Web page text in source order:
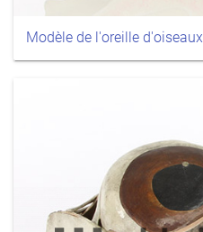
Modèle de l'oreille d'oiseaux